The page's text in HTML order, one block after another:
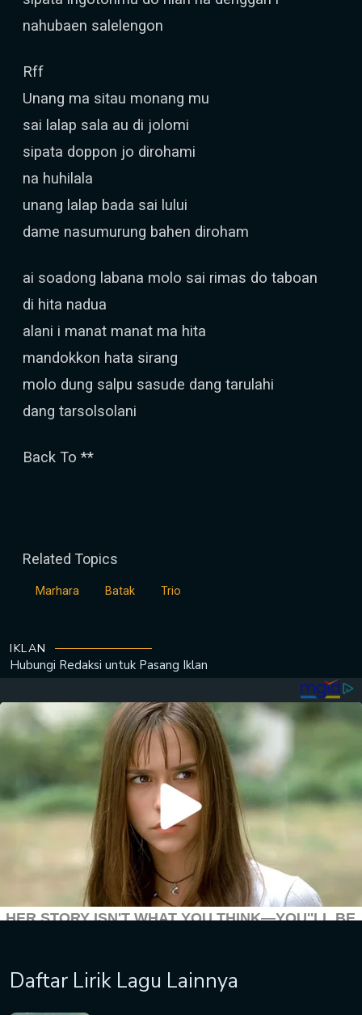
nahubaen salelengon
Rff
Unang ma sitau monang mu
sai lalap sala au di jolomi
sipata doppon jo dirohami
na huhilala
unang lalap bada sai lului
dame nasumurung bahen diroham
ai soadong labana molo sai rimas do taboan
di hita nadua
alani i manat manat ma hita
mandokkon hata sirang
molo dung salpu sasude dang tarulahi
dang tarsolsolani
Back To **
Related Topics
Marhara Batak Trio
IKLAN
Hubungi Redaksi untuk Pasang Iklan
Daftar Lirik Lagu Lainnya